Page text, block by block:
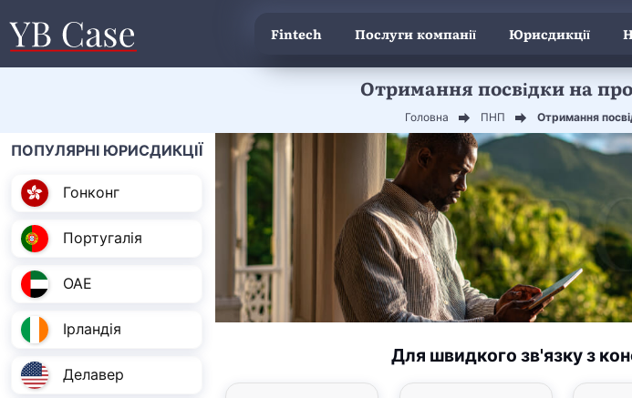
Fintech Послуги компанії Юрисдикції
Отримання посвідки на
Головна ПНП Отримання
ПОПУЛЯРНІ ЮРИСДИКЦІЇ
Гонконг
Португалія
ОАЕ
Ірландія
Делавер
Для швидкого зв'язку з